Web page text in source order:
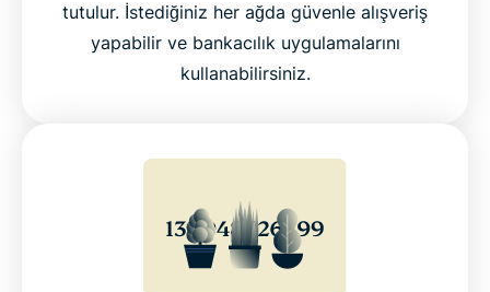
tutulur. İstediğiniz her ağda güvenle alışveriş
yapabilir ve bankacılık uygulamalarını
kullanabilirsiniz.